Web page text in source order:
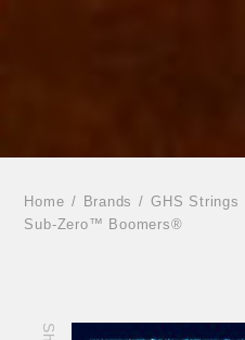
Home Brands GHS Strings
Sub-Zero™ Boomers®